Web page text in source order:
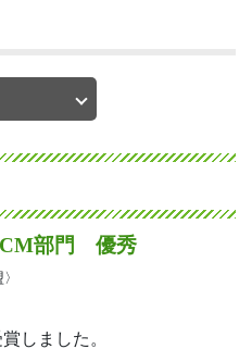
部門 優秀
しました。